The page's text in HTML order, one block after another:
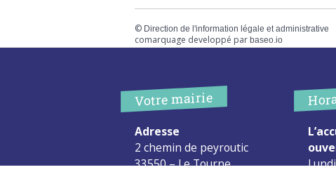
© Direction de l'information légale et administrative
comarquage developpé par baseo.io
Votre mairie
Adresse
2 chemin de peyroutic
33550 – Le Tourne